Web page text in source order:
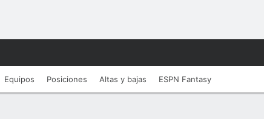
Equipos Posiciones Altas y bajas ESPN Fantasy